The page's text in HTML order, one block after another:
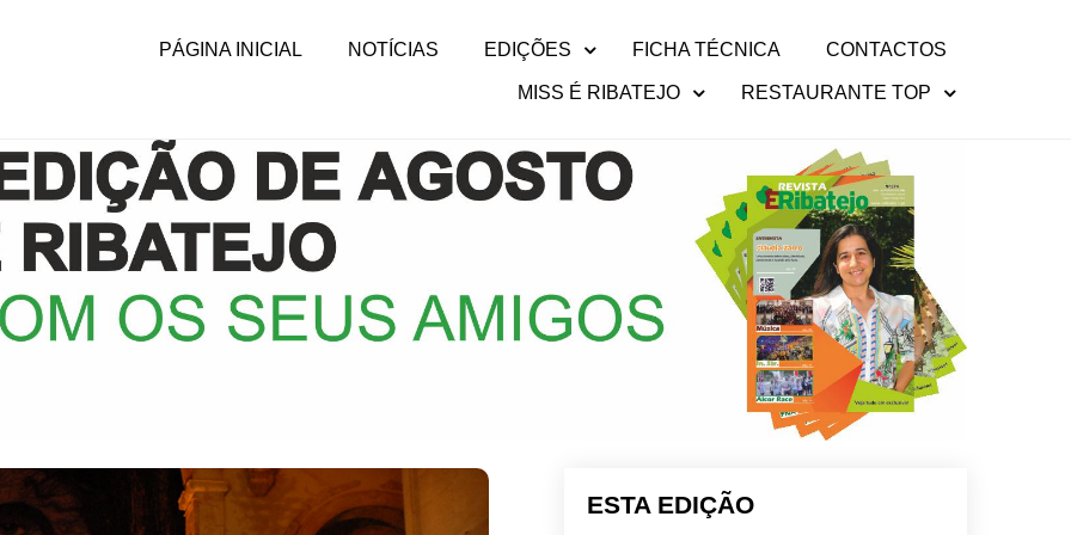
PÁGINA INICIAL NOTÍCIAS EDIÇÕES FICHA TÉCNICA CONTACTOS
MISS É RIBATEJO RESTAURANTE TOP
ESTA EDIÇÃO